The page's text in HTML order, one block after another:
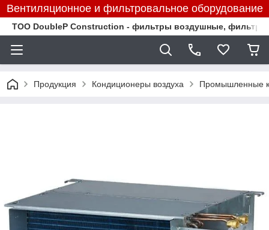
Вентиляционное и фильтровальное оборудование
TOO DoubleP Construction - фильтры воздушные,
Продукция Кондиционеры воздуха Промышленные